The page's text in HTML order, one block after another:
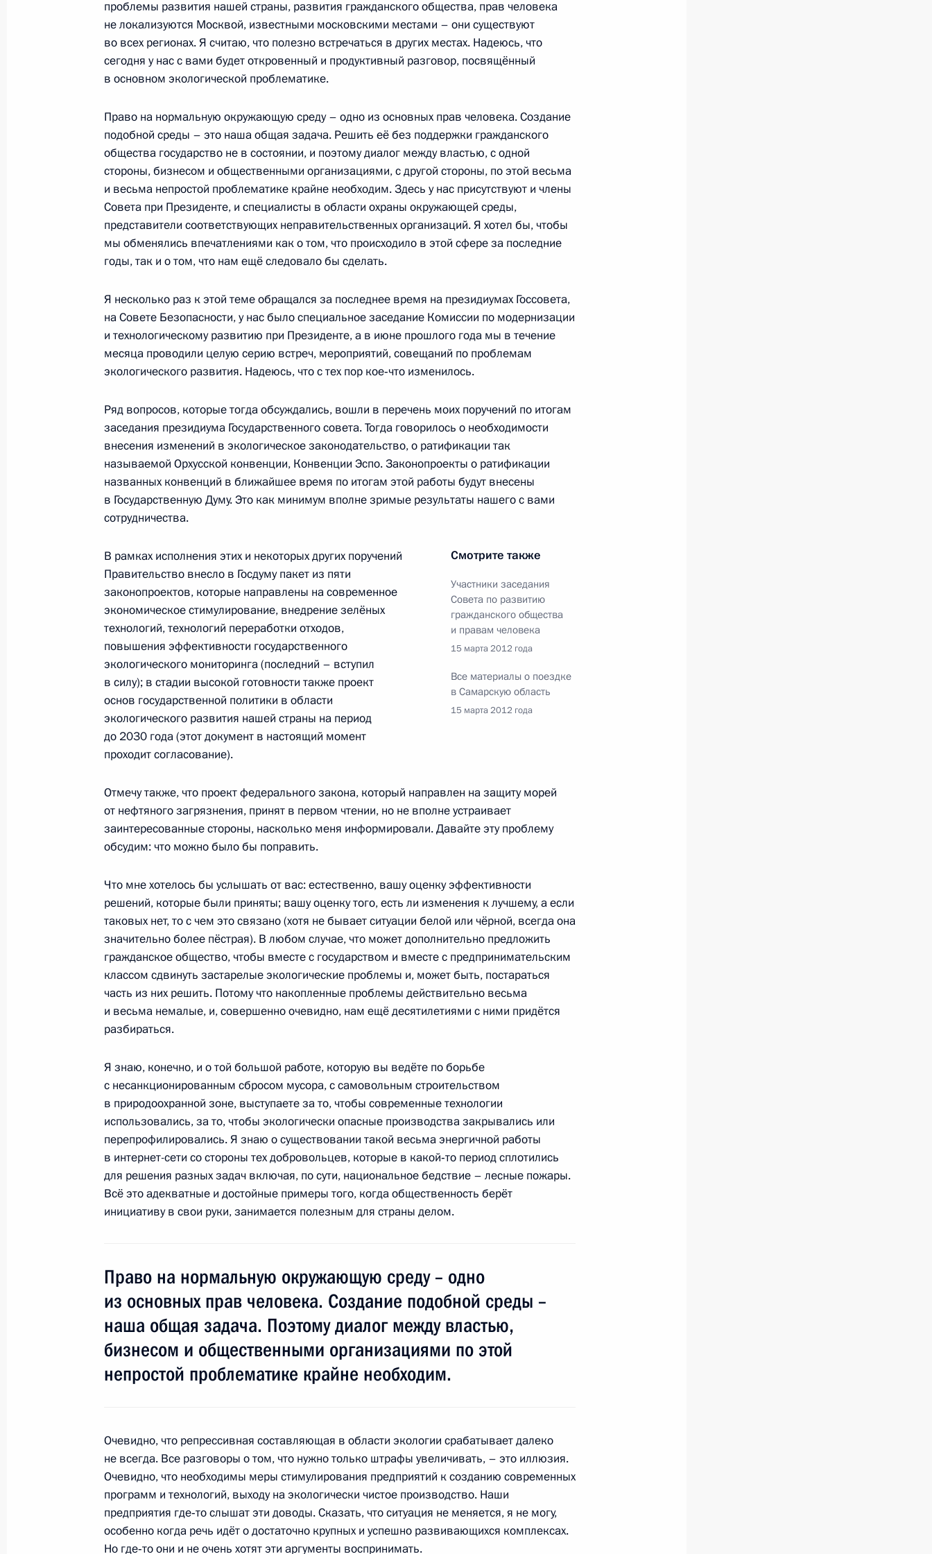
сообщества / Высшего Евразийского экономического совета
19 марта 2012 года, 18:30 Москва, Кремль
экономического совета
19 марта 2012 года, 18:20 Москва, Кремль
15 марта 2012 года, четверг
Рабочая встреча с губернатором Самарской области
Владимиром Артяковым
Заседание Совета по развитию гражданского общества
и правам человека
8
14 марта 2012 года, среда
Расширенное заседание рабочей группы по формированию
системы «Открытое правительство»
14 марта 2012 года, 15:45
13 марта 2012 года, вторник
Заседание Совета по противодействию коррупции
13 марта 2012 года, 15:30 Московская область, Горки
11 марта 2012 года, воскресенье
Встреча с иностранными инвесторами, участвующими
в создании туристического кластера на Северном Кавказе
Совещание по вопросам развития туристического кластера
на Северном Кавказе
11 марта 2012 года, 18:30
5
Рабочая встреча с губернатором Краснодарского края
Александром Ткачёвым
11 марта 2012 года, 15:30 Краснодар
1
Встреча с Председателем Правительства Владимиром Путиным
8 марта 2012 года, 13:00 Сочи, Красная Поляна
7 марта 2012 года, среда
В канун 8 Марта Президент встретился с женщинами,
удостоенными государственных наград
Рабочая встреча с губернатором Пермского края Олегом
Чиркуновым
7 марта 2012 года, 14:00 Московская область, Горки
Встреча с руководством партии «Единая Россия»
6 марта 2012 года, 15:30 Московская область, Горки
5 марта 2012 года, понедельник
проблемы развития нашей страны, развития гражданского общества, прав человека
не локализуются Москвой, известными московскими местами – они существуют
во всех регионах. Я считаю, что полезно встречаться в других местах. Надеюсь, что
сегодня у нас с вами будет откровенный и продуктивный разговор, посвящённый
в основном экологической проблематике.
Право на нормальную окружающую среду – одно из основных прав человека. Создание
подобной среды – это наша общая задача. Решить её без поддержки гражданского
общества государство не в состоянии, и поэтому диалог между властью, с одной
стороны, бизнесом и общественными организациями, с другой стороны, по этой весьма
и весьма непростой проблематике крайне необходим. Здесь у нас присутствуют и члены
Совета при Президенте, и специалисты в области охраны окружающей среды,
представители соответствующих неправительственных организаций. Я хотел бы, чтобы
мы обменялись впечатлениями как о том, что происходило в этой сфере за последние
годы, так и о том, что нам ещё следовало бы сделать.
Я несколько раз к этой теме обращался за последнее время на президиумах Госсовета,
на Совете Безопасности, у нас было специальное заседание Комиссии по модернизации
и технологическому развитию при Президенте, а в июне прошлого года мы в течение
месяца проводили целую серию встреч, мероприятий, совещаний по проблемам
экологического развития. Надеюсь, что с тех пор кое‑что изменилось.
Ряд вопросов, которые тогда обсуждались, вошли в перечень моих поручений по итогам
заседания президиума Государственного совета. Тогда говорилось о необходимости
внесения изменений в экологическое законодательство, о ратификации так
называемой Орхусской конвенции, Конвенции Эспо. Законопроекты о ратификации
названных конвенций в ближайшее время по итогам этой работы будут внесены
в Государственную Думу. Это как минимум вполне зримые результаты нашего с вами
сотрудничества.
Смотрите также
Участники заседания
Совета по развитию
гражданского общества
и правам человека
15 марта 2012 года
Все материалы о поездке
в Самарскую область
15 марта 2012 года
В рамках исполнения этих и некоторых других поручений
Правительство внесло в Госдуму пакет из пяти
законопроектов, которые направлены на современное
экономическое стимулирование, внедрение зелёных
технологий, технологий переработки отходов,
повышения эффективности государственного
экологического мониторинга (последний – вступил
в силу); в стадии высокой готовности также проект
основ государственной политики в области
экологического развития нашей страны на период
до 2030 года (этот документ в настоящий момент
проходит согласование).
Отмечу также, что проект федерального закона, который направлен на защиту морей
от нефтяного загрязнения, принят в первом чтении, но не вполне устраивает
заинтересованные стороны, насколько меня информировали. Давайте эту проблему
обсудим: что можно было бы поправить.
Что мне хотелось бы услышать от вас: естественно, вашу оценку эффективности
решений, которые были приняты; вашу оценку того, есть ли изменения к лучшему, а если
таковых нет, то с чем это связано (хотя не бывает ситуации белой или чёрной, всегда она
значительно более пёстрая). В любом случае, что может дополнительно предложить
гражданское общество, чтобы вместе с государством и вместе с предпринимательским
классом сдвинуть застарелые экологические проблемы и, может быть, постараться
часть из них решить. Потому что накопленные проблемы действительно весьма
и весьма немалые, и, совершенно очевидно, нам ещё десятилетиями с ними придётся
разбираться.
Я знаю, конечно, и о той большой работе, которую вы ведёте по борьбе
с несанкционированным сбросом мусора, с самовольным строительством
в природоохранной зоне, выступаете за то, чтобы современные технологии
использовались, за то, чтобы экологически опасные производства закрывались или
перепрофилировались. Я знаю о существовании такой весьма энергичной работы
в интернет-сети со стороны тех добровольцев, которые в какой‑то период сплотились
для решения разных задач включая, по сути, национальное бедствие – лесные пожары.
Всё это адекватные и достойные примеры того, когда общественность берёт
инициативу в свои руки, занимается полезным для страны делом.
Право на нормальную окружающую среду – одно
из основных прав человека. Создание подобной среды –
наша общая задача. Поэтому диалог между властью,
бизнесом и общественными организациями по этой
непростой проблематике крайне необходим.
Очевидно, что репрессивная составляющая в области экологии срабатывает далеко
не всегда. Все разговоры о том, что нужно только штрафы увеличивать, – это иллюзия.
Очевидно, что необходимы меры стимулирования предприятий к созданию современных
программ и технологий, выходу на экологически чистое производство. Наши
предприятия где‑то слышат эти доводы. Сказать, что ситуация не меняется, я не могу,
особенно когда речь идёт о достаточно крупных и успешно развивающихся комплексах.
Но где‑то они и не очень хотят эти аргументы воспринимать.